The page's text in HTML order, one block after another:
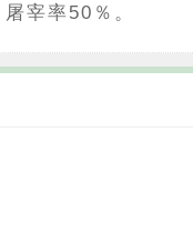
宰率50％。